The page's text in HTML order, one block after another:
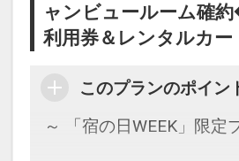
◆オーシャンビュースイ
【アゼリアスイート】◆
バルコニーやガラス張り
らは大浦湾を望み、
夕方になると赤く染まる
ャンビュールーム確
利用券＆レンタルカー
このプランのポイン
～ 「宿の日WEEK」限定